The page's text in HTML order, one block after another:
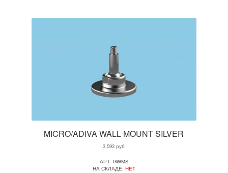
MICRO/ADIVA WALL MOUNT SILVER
3,593 руб
АРТ: GWMS
НА СКЛАДЕ: НЕТ